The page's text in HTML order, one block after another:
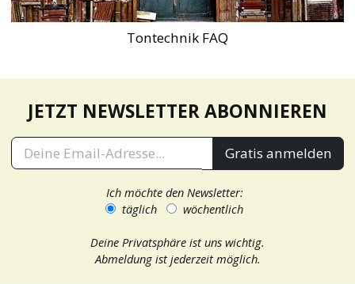
Tontechnik FAQ
JETZT NEWSLETTER ABONNIEREN
Gratis anmelden
Ich möchte den Newsletter:
täglich
wöchentlich
Deine Privatsphäre ist uns wichtig.
Abmeldung ist jederzeit möglich.